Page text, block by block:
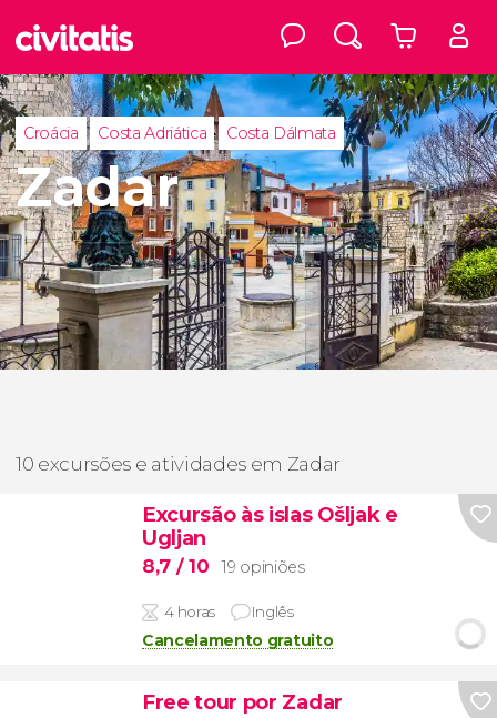
Croácia Costa Adriática Costa Dálmata
Zadar
10 excursões e atividades em Zadar
Excursão às islas Ošljak e
Ugljan
8,7 / 10 19 opiniões
4 horas Inglês
Cancelamento gratuito
Free tour por Zadar